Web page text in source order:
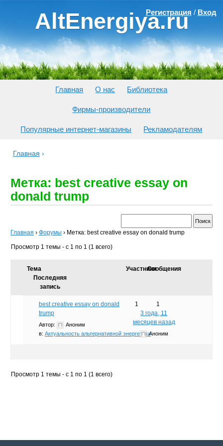
AltEnergiya.ru
Регистрация / Вход
Главная О нас Библиотека
Фирмы-производители
Популярные интернет-магазины Рекламодателям
Главная ›
Метка: best creative essay on
donald trump
Главная › Форумы › Метка: best creative essay on donald trump
Просмотр 1 темы - с 1 по 1 (1 всего)
Тема УчастникиСообщения
Последняя
запись
best creative essay on donald
trump
Автор:
Аноним
в: Актуальность альтернативной энергетики
1
1
3 года, 11
месяцев назад
Аноним
Просмотр 1 темы - с 1 по 1 (1 всего)